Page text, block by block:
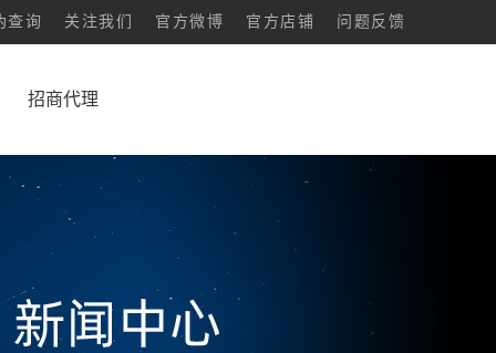
查询 关注我们 官方微博 官方店铺 问题反馈
招商代理